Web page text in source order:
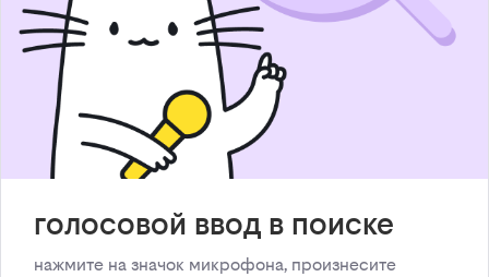
голосовой ввод в поиске
нажмите на значок микрофона, произнесите